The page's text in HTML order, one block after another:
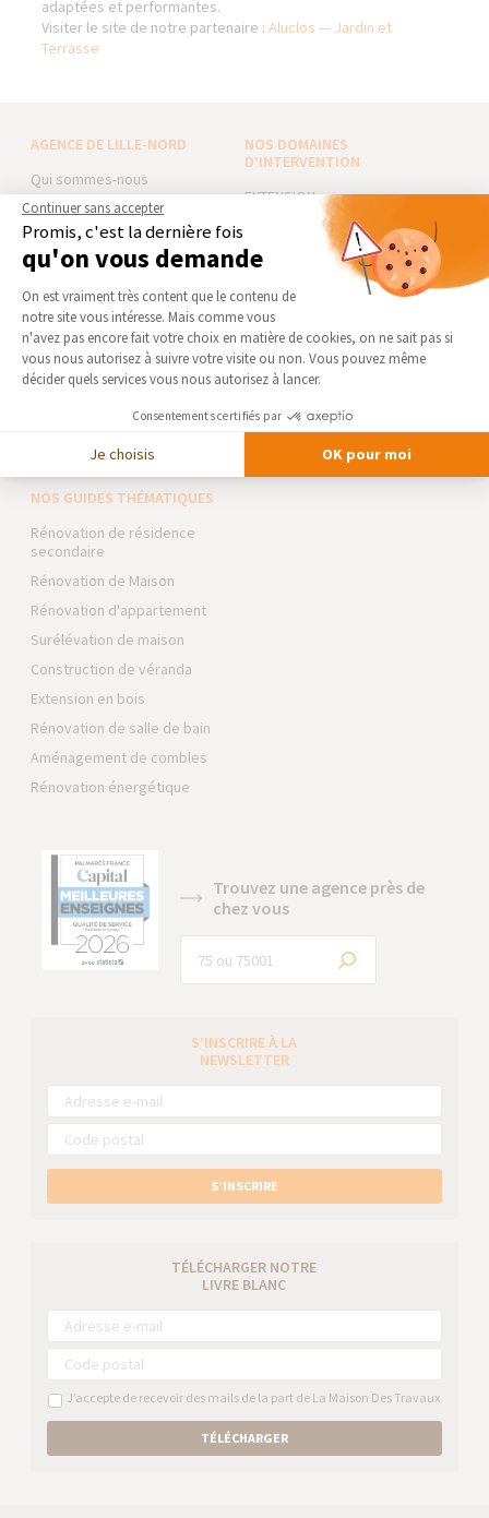
adaptées et performantes.
Visiter le site de notre partenaire :Aluclos — Jardin et
Terrasse
AGENCE DE LILLE-NORD
Qui sommes-nous
Actualités
Notre charte qualité
Partenaires
Trouver une agence
Devenir franchisé
Foire aux Questions
Conditions générales
NOS DOMAINES
D’INTERVENTION
EXTENSION
RÉNOVATION INTÉRIEURE
TRAVAUX EXTÉRIEURS
NOS PARTENAIRES
La Maison des Architectes
Expert Bricolage
Des travaux pour les pros ?
NOS GUIDES THÉMATIQUES
Rénovation de résidence
secondaire
Rénovation de Maison
Rénovation d'appartement
Surélévation de maison
Construction de véranda
Extension en bois
Rénovation de salle de bain
Aménagement de combles
Rénovation énergétique
Trouvez une agence près de
chez vous
S’INSCRIRE À LA
NEWSLETTER
S’INSCRIRE
TÉLÉCHARGER NOTRE
LIVRE BLANC
J’accepte de recevoir des mails de la part de La Maison Des Travaux
TÉLÉCHARGER
Continuer sans accepter
Promis, c'est la dernière fois
qu'on vous demande
Plateforme de Gestion du
On est vraiment très content que le contenu de
notre site vous intéresse. Mais comme vous
n'avez pas encore fait votre choix en matière de cookies, on ne sait pas si
vous nous autorisez à suivre votre visite ou non. Vous pouvez même
décider quels services vous nous autorisez à lancer.
Consentements certifiés par
Je choisis OK pour moi
Axeptio consent